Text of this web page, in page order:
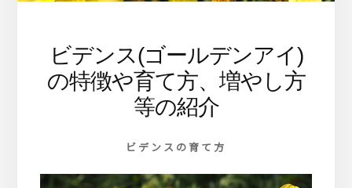
ビデンス(ゴールデンアイ)
の特徴や育て方、増やし方
等の紹介
ビデンスの育て方